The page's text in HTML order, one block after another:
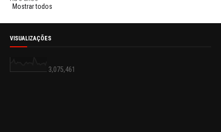
Mostrar todos
VISUALIZAÇÕES
3,075,461